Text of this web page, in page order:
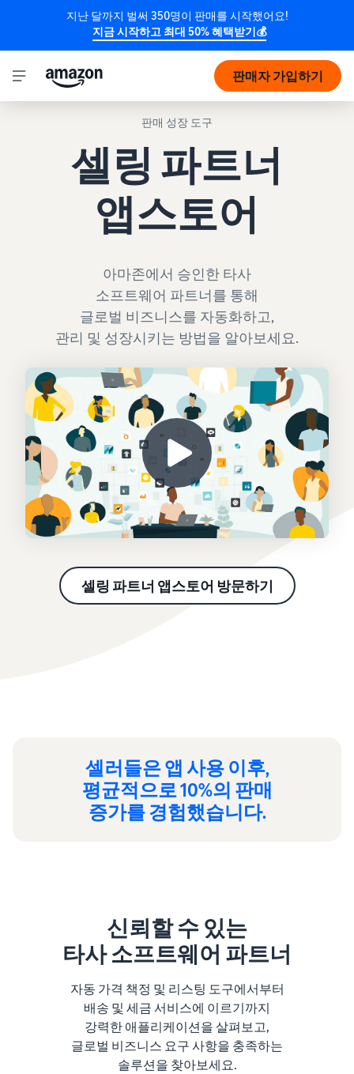
지난 달까지 벌써 350명이 판매를 시작했어요!
지금 시작하고 최대 50% 혜택받기💰
판매자 가입하기
판매 성장 도구
셀링 파트너
앱스토어
아마존에서 승인한 타사
소프트웨어 파트너를 통해
글로벌 비즈니스를 자동화하고,
관리 및 성장시키는 방법을 알아보세요.
셀링 파트너 앱스토어 방문하기
셀러들은 앱 사용 이후,
평균적으로 10%의 판매
증가를 경험했습니다.
신뢰할 수 있는
타사 소프트웨어 파트너
자동 가격 책정 및 리스팅 도구에서부터
배송 및 세금 서비스에 이르기까지
강력한 애플리케이션을 살펴보고,
글로벌 비즈니스 요구 사항을 충족하는
솔루션을 찾아보세요.